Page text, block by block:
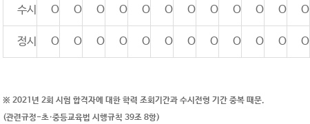
수시 O O O O O O O O O O O O
정시 O O O O O O O O O O O O
※ 2021년 2회 시험 합격자에 대한 학력 조회기간과 수시전형 기간 중복 때문.
(관련규정-초·중등교육법 시행규칙 39조 8항)